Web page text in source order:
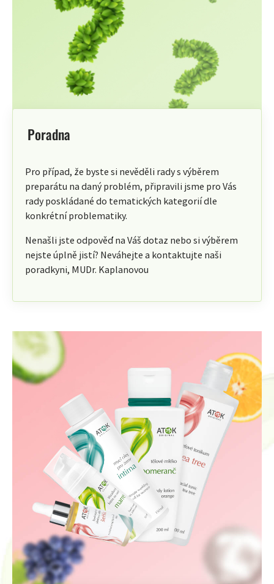
Poradna
Pro případ, že byste si nevěděli rady s výběrem
preparátu na daný problém, připravili jsme pro Vás
rady poskládané do tematických kategorií dle
konkrétní problematiky.
Nenašli jste odpověď na Váš dotaz nebo si výběrem
nejste úplně jistí? Neváhejte a kontaktujte naši
poradkyni, MUDr. Kaplanovou